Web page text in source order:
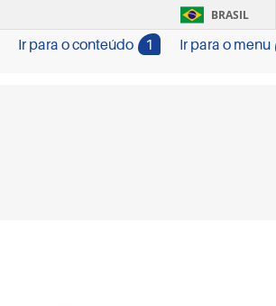
BRASIL
Ir para o conteúdo 1 Ir para o menu